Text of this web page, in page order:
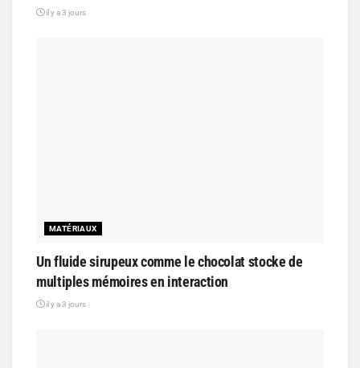
il y a 3 jours
MATÉRIAUX
Un fluide sirupeux comme le chocolat stocke de
multiples mémoires en interaction
il y a 3 jours